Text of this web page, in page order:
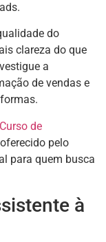
do
clareza do que
a
de vendas e
Curso de
pelo
para quem busca
à